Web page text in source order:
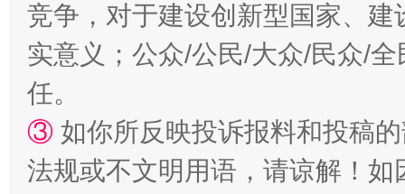
招工难、用工荒背后
竞争，对于建设创新型国家、
实意义；公众/公民/大众/民众/
任。
③ 如你所反映投诉报料和投稿
法规或不文明用语，请谅解！